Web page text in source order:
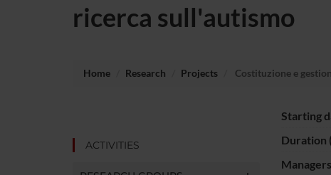
ricerca sull'autismo
Home Research Projects Costituzione e
ACTIVITIES
Starting
Duration